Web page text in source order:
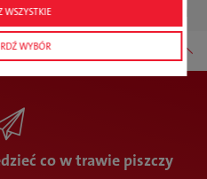
WSZYSTKIE
WYBÓR
z firmą Karl Knauer
co w trawie piszczy